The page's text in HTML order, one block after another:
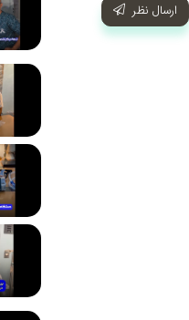
ارسال نظر